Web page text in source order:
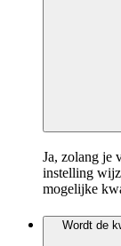
Ja, zolang je
instelling
mogelijke
Wordt de